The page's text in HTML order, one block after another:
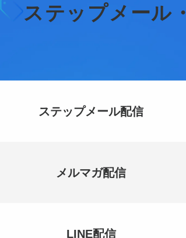
ステップメール・
ステップメール配信
メルマガ配信
LINE配信